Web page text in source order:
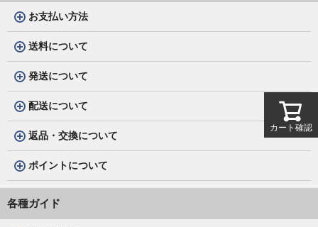
お支払い方法
送料について
発送について
配送について
返品・交換について
ポイントについて
各種ガイド
カート確認